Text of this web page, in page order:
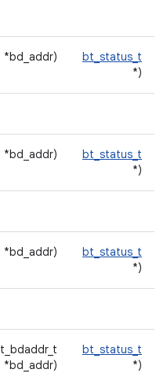
bt_status_t
(*
*bd_addr)
bt_status_t
(*
*bd_addr)
bt_status_t
(*
*bd_addr)
bt_status_t
(*
*bd_addr)